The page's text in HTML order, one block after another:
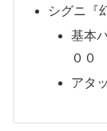
シグニ『
基本
００
アタ